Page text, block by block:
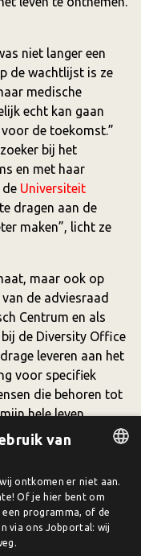
niet langer een
de wachtlijst is ze
medische
echt kan gaan
de toekomst.”
bij het
en met haar
Universiteit
dragen aan de
maken”, licht ze
maar ook op
de adviesraad
Centrum en als
de Diversity Office
leveren aan het
voor specifiek
die behoren tot
hele leven
ik niet mezelf kon
datzelfde pad moet
DUTCH
ENGLISH
van
ontkomen er niet aan.
Of je hier bent om
programma, of de
via ons Jobportal: wij